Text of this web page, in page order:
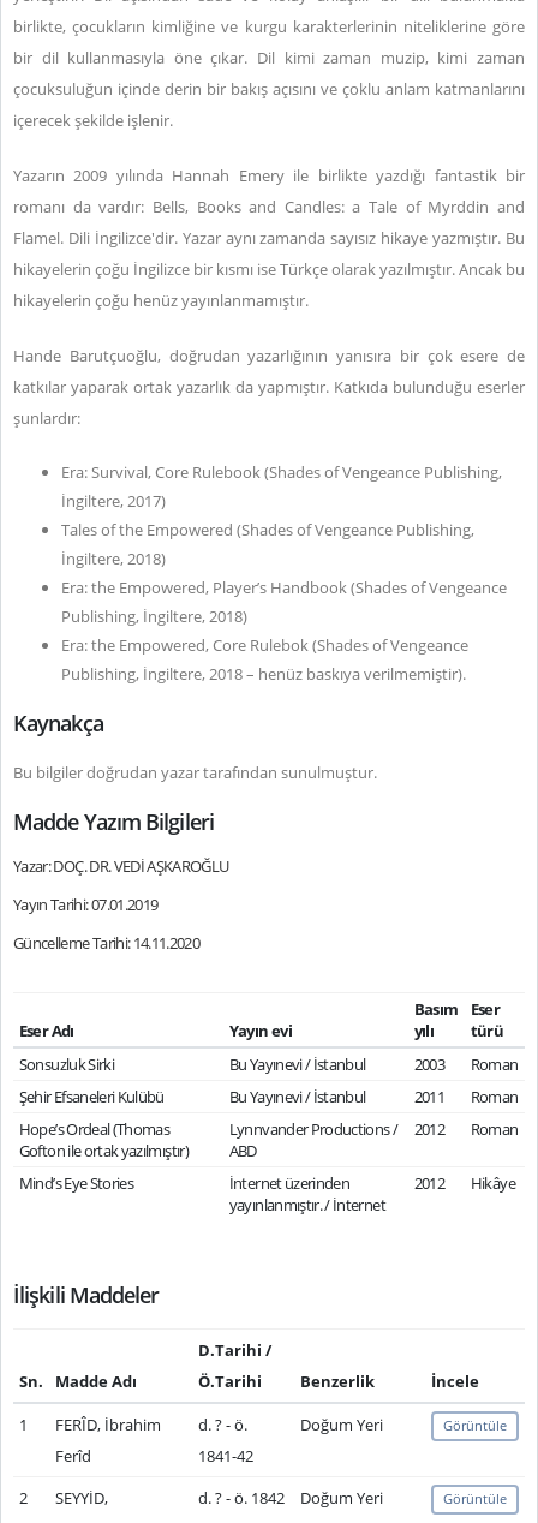
birlikte, çocukların kimliğine ve kurgu karakterlerinin niteliklerine göre
bir dil kullanmasıyla öne çıkar. Dil kimi zaman muzip, kimi zaman
çocuksuluğun içinde derin bir bakış açısını ve çoklu anlam katmanlarını
içerecek şekilde işlenir.
Yazarın 2009 yılında Hannah Emery ile birlikte yazdığı fantastik bir
romanı da vardır: Bells, Books and Candles: a Tale of Myrddin and
Flamel. Dili İngilizce'dir. Yazar aynı zamanda sayısız hikaye yazmıştır. Bu
hikayelerin çoğu İngilizce bir kısmı ise Türkçe olarak yazılmıştır. Ancak bu
hikayelerin çoğu henüz yayınlanmamıştır.
Hande Barutçuoğlu, doğrudan yazarlığının yanısıra bir çok esere de
katkılar yaparak ortak yazarlık da yapmıştır. Katkıda bulunduğu eserler
şunlardır:
Era: Survival, Core Rulebook (Shades of Vengeance Publishing,
İngiltere, 2017)
Tales of the Empowered (Shades of Vengeance Publishing,
İngiltere, 2018)
Era: the Empowered, Player’s Handbook (Shades of Vengeance
Publishing, İngiltere, 2018)
Era: the Empowered, Core Rulebok (Shades of Vengeance
Publishing, İngiltere, 2018 – henüz baskıya verilmemiştir).
Kaynakça
Bu bilgiler doğrudan yazar tarafından sunulmuştur.
Madde Yazım Bilgileri
Yazar: DOÇ. DR. VEDİ AŞKAROĞLU
Yayın Tarihi: 07.01.2019
Güncelleme Tarihi: 14.11.2020
Eser Adı Yayın evi
Basım
yılı
Eser
türü
Sonsuzluk Sirki
Bu Yayınevi / İstanbul 2003
Roman
Şehir Efsaneleri Kulübü
Bu Yayınevi / İstanbul 2011
Roman
Hope’s Ordeal (Thomas
Gofton ile ortak yazılmıştır)
Lynnvander Productions /
ABD
2012 Roman
Mind’s Eye Stories
İnternet üzerinden
yayınlanmıştır. / İnternet
2012 Hikâye
İlişkili Maddeler
Sn. Madde Adı
D.Tarihi /
Ö.Tarihi
Benzerlik
İncele
1
FERÎD, İbrahim
Ferîd
d. ? - ö.
1841-42
Doğum Yeri Görüntüle
2
SEYYİD,
d. ? - ö. 1842 Doğum Yeri Görüntüle